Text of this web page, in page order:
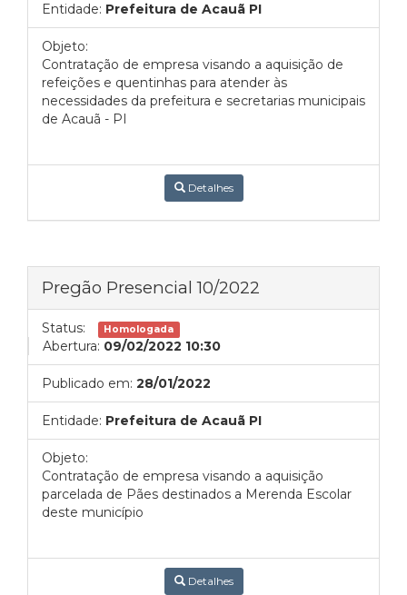
Entidade: Prefeitura de Acauã PI
Objeto:
Contratação de empresa visando a aquisição de
refeições e quentinhas para atender às
necessidades da prefeitura e secretarias municipais
de Acauã - PI
Detalhes
Pregão Presencial 10/2022
Status: Homologada
Abertura: 09/02/2022 10:30
Publicado em: 28/01/2022
Entidade: Prefeitura de Acauã PI
Objeto:
Contratação de empresa visando a aquisição
parcelada de Pães destinados a Merenda Escolar
deste município
Detalhes